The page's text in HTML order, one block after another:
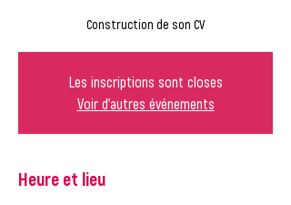
Construction de son CV
Les inscriptions sont closes
Voir d'autres événements
Heure et lieu